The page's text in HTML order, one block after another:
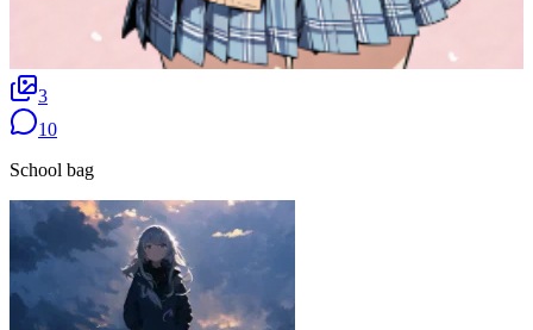
3
10
School bag